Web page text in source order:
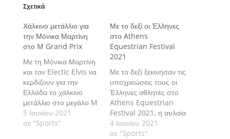
Σχετικά
Χάλκινο μετάλλιο για
την Μόνικα Μαρτίνη
στο M Grand Prix
Με τη Μόνικα Μαρτίνη
και τον Electic Elvis να
κερδίζουν για την
Ελλάδα το χάλκινο
μετάλλιο στο μεγάλο M
Grand Prix
ολοκληρώθηκε
5 Ιουνίου 2021
σε "Sports"
Με το δεξί οι Έλληνες
στο Athens
Equestrian Festival
2021
Με το δεξί ξεκίνησαν τις
υποχρεώσεις τους οι
Έλληνες αθλητές στο
Athens Equestrian
Festival 2021, η αυλαία
του οποίου άνοιξε
σήμερα νωρίς το πρωί
4 Ιουνίου 2021
σε "Sports"